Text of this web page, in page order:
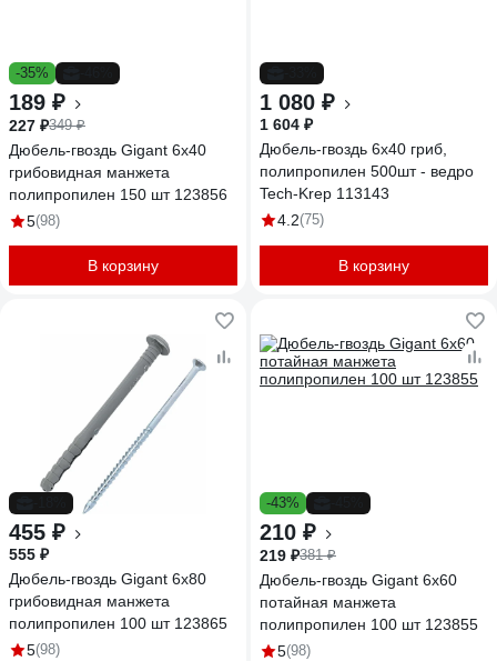
-35%
189 ₽
227 ₽349 ₽
Дюбель-гвоздь Gigant 6x40
грибовидная манжета
полипропилен 150 шт 123856
5(98)
В корзину
1 080 ₽
1 604 ₽
Дюбель-гвоздь 6х40 гриб,
полипропилен 500шт - ведро
Tech-Krep 113143
4.2(75)
В корзину
455 ₽
555 ₽
Дюбель-гвоздь Gigant 6x80
грибовидная манжета
полипропилен 100 шт 123865
5(98)
-43%
210 ₽
219 ₽381 ₽
Дюбель-гвоздь Gigant 6x60
потайная манжета
полипропилен 100 шт 123855
5(98)